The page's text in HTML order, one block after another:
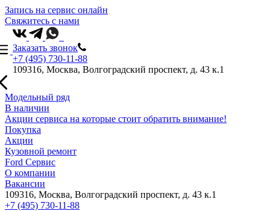
Запись на сервис онлайн
Свяжитесь с нами
Заказать звонок
+7 (495) 730-11-88
109316, Москва, Волгоградский проспект, д. 43 к.1
Модельный ряд
В наличии
Акции сервиса на которые стоит обратить внимание!
Покупка
Акции
Кузовной ремонт
Ford Сервис
О компании
Вакансии
109316, Москва, Волгоградский проспект, д. 43 к.1
+7 (495) 730-11-88